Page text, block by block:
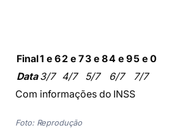
Final1 e 62 e 73 e 84 e 95 e 0
Data 3/7 4/7 5/7 6/7
7/7
Com informações do INSS
Foto: Reprodução